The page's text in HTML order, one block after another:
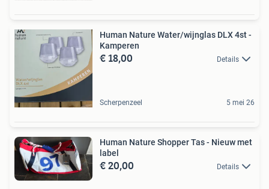
Human Nature Water/wijnglas DLX 4st -
Kamperen
€ 18,00 Details
Scherpenzeel 5 mei 26
Human Nature Shopper Tas - Nieuw met
label
€ 20,00 Details